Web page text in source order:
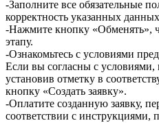
-Заполните все обязательные
корректность указанных
-Нажмите кнопку «Обменять»,
этапу.
-Ознакомьтесь с условиями
Если вы согласны с условиями,
установив отметку в
кнопку «Создать заявку».
-Оплатите созданную заявку,
соответствии с инструкциями,